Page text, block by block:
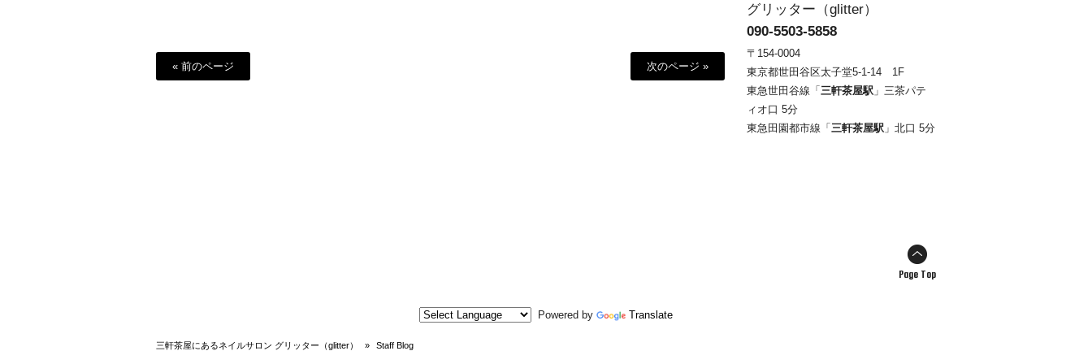
« 前のページ 次のページ »
グリッター（glitter）
090-5503-5858
〒154-0004
東京都世田谷区太子堂5-1-14 1F
東急世田谷線「 三軒茶屋駅 」三茶パテ
ィオ口 5分
東急田園都市線「 三軒茶屋駅 」北口 5分
Page Top
Powered by Translate
三軒茶屋にあるネイルサロン グリッター（glitter） » Staff Blog